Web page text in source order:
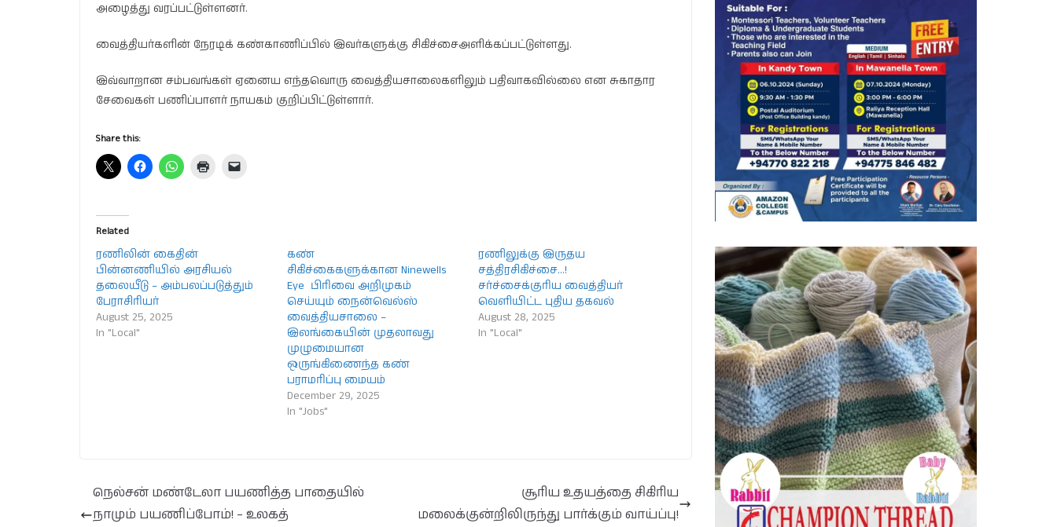
அழைத்து வரப்பட்டுள்ளனர்.
வைத்தியர்களின் நேரடிக் கண்காணிப்பில் இவர்களுக்கு சிகிச்சைஅளிக்கப்பட்டுள்ளது.
இவ்வாறான சம்பவங்கள் ஏனைய எந்தவொரு வைத்தியசாலைகளிலும் பதிவாகவில்லை என சுகாதார
சேவைகள் பணிப்பாளர் நாயகம் குறிப்பிட்டுள்ளார்.
Share this:
Related
ரணிலின் கைதின்
பின்னணியில் அரசியல்
தலையீடு – அம்பலப்படுத்தும்
பேராசிரியர்
August 25, 2025
In "Local"
கண்
சிகிச்கைகளுக்கான Ninewells
Eye பிரிவை அறிமுகம்
செய்யும் நைன்வெல்ஸ்
வைத்தியசாலை –
இலங்கையின் முதலாவது
முழுமையான
ஒருங்கிணைந்த கண்
பராமரிப்பு மையம்
December 29, 2025
In "Jobs"
ரணிலுக்கு இருதய
சத்திரசிகிச்சை…!
சர்ச்சைக்குரிய வைத்தியர்
வெளியிட்ட புதிய தகவல்
August 28, 2025
In "Local"
நெல்சன் மண்டேலா பயணித்த பாதையில்
நாமும் பயணிப்போம்! – உலகத்
சூரிய உதயத்தை சிகிரிய
மலைக்குன்றிலிருந்து பார்க்கும் வாய்ப்பு!